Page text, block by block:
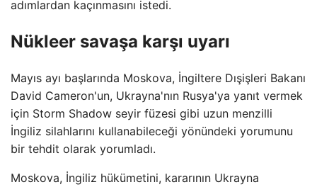
adımlardan kaçınmasını istedi.
Nükleer savaşa karşı uyarı
Mayıs ayı başlarında Moskova, İngiltere Dışişleri Bakanı
David Cameron'un, Ukrayna'nın Rusya'ya yanıt vermek
için Storm Shadow seyir füzesi gibi uzun menzilli
İngiliz silahlarını kullanabileceği yönündeki yorumunu
bir tehdit olarak yorumladı.
Moskova, İngiliz hükümetini, kararının Ukrayna